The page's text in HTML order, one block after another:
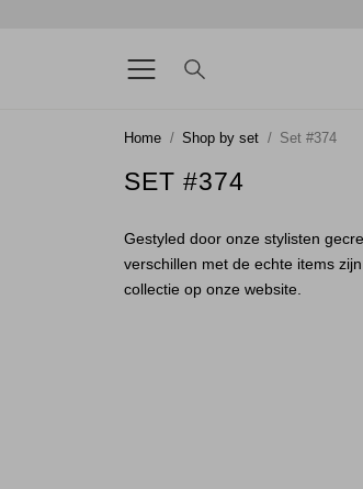
Home Shop by set Set #374
SET #374
Gestyled door onze stylisten
verschillen met de echte items
collectie op onze website.